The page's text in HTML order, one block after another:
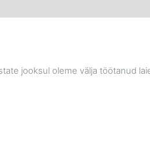
jooksul oleme välja töötanud